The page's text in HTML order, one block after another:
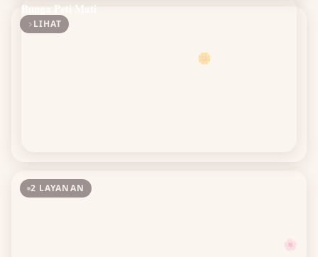
🌸
LIHAT
Bunga Peti Mati
2 LAYANAN